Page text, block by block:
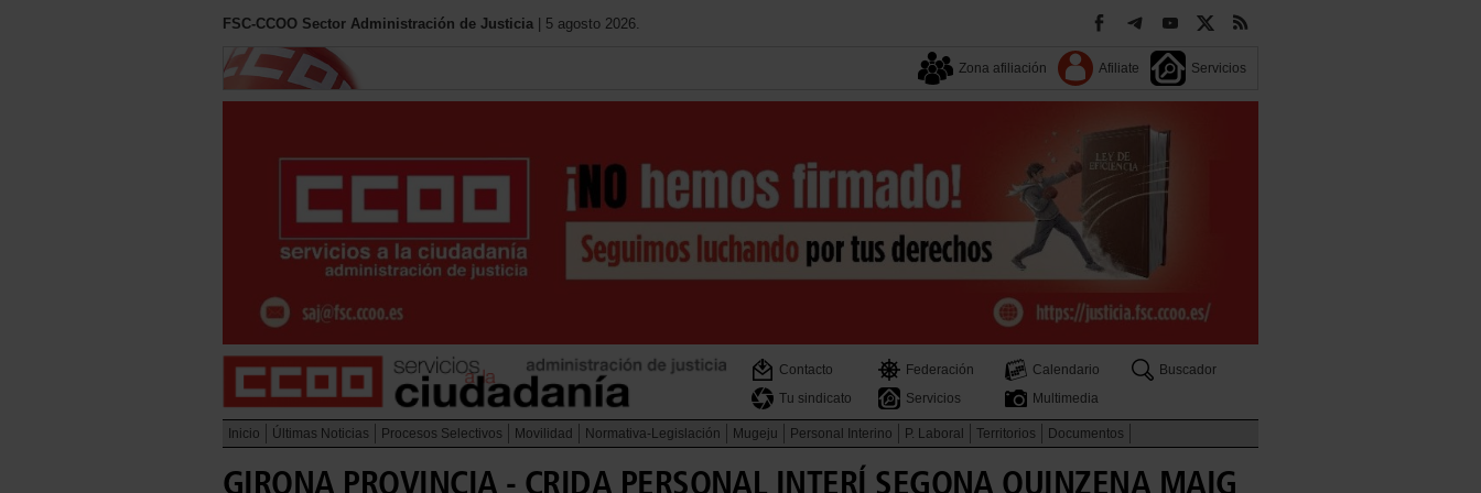
FSC-CCOO Sector Administración de Justicia | 5 agosto 2026.
Zona afiliación Afiliate Servicios
Contacto Federación Calendario
Buscador
Tu sindicato
Servicios Multimedia
Inicio Últimas Noticias Procesos Selectivos Movilidad Normativa-Legislación Mugeju Personal Interino P. Laboral Territorios Documentos
GIRONA PROVINCIA - CRIDA PERSONAL INTERÍ SEGONA QUINZENA MAIG